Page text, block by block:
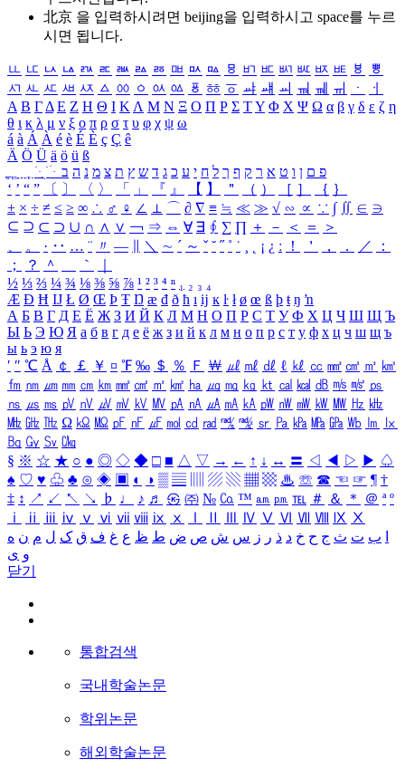
北京 을 입력하시려면 beijing을 입력하시고 space를 누르
시면 됩니다.
ㅥ ㅦ ㅧ ㅨ ㅩ ㅪ ㅫ ㅬ ㅭ ㅮ ㅯ ㅰ ㅱ ㅲ ㅳ ㅴ ㅵ ㅶ ㅷ ㅸ
ㅹ
ㅺ ㅻ ㅼ ㅽ ㅾ ㅿ ㆀ ㆁ ㆂ ㆃ ㆄ ㆅ ㆆ ㆇ ㆈ ㆉ ㆊ ㆋ ㆌ ㆍ
ㆎ
Α Β ΓΔ Ε Ζ Η Θ Ι ΚΛ Μ Ν Ξ Ο Π Ρ Σ ΤΥ Φ Χ Ψ Ω α β γ δ ε ζ η
θ ι κ λ μ ν ξ ο π ρ σ τ υ φ χ ψ ω
á à Á À é è É È ç Ç ê
Ä Ö Ü ä ö ü ß
ִֶֹ ֻּ ׁׂ פ ם ן ו ט א ר ק ף ך ל ח י ע כ ג ד ש ץ ת צ מ נ ה ב
‘ ’ “ ” 〔 〕 〈 〉 「 」 『 』 【 】 ＂ （ ） ［ ］ ｛ ｝
± × ÷ ≠ ≤ ≥ ∞ ∴ ♂ ♀ ∠ ⊥ ⌒ ∂ ∇ ≡ ≒ ≪ ≫ √ ∽ ∝ ∵ ∫ ∬ ∈ ∋
⊆ ⊇ ⊂ ⊃ ∪ ∩ ∧ ∨ ￢ ⇒ ⇔ ∀ ∃ ∮ ∑ ∏ ＋ － ＜ ＝
＞
、
。 · ‥ … ¨ 〃 ― ＼ ∼ ´ ～ ˇ ˘ ˝ ˚ ˙ ¸ ¡ ¿ ː ！ ＇ ， ． ／
：
；
？ ＾ ｀
½ ⅓ ⅔ ¼ ¾ ⅛ ⅜ ⅝ ⅞ ¹ ² ³ ⁴ ⁿ ₁ ₂ ₃ ₄
Æ Ð Ħ Ĳ Ł Ø Œ Þ Ŧ Ŋ æ đ ð ħ ı ĳ ĸ ŀ ł ø œ ß þ ŧ ŋ ŉ
А Б В Г Д Е Ё Ж З И Й К Л М Н О П Р С Т У Ф Х Ц Ч Ш Щ Ъ
Ы Ь Э Ю Я а б в г д е ё ж з и й к л м н о п р с т у ф х ц ч ш щ ъ
ы ь э ю я
′ ″ ℃ Å ￠ ￡ ￥ ¤ ℉ ‰ ＄ ％ Ｆ ￦ ㎕ ㎖ ㎗ ℓ ㎘ ㏄ ㎣ ㎤ ㎥ ㎦
㎙ ㎚ ㎛ ㎜ ㎝ ㎞ ㎟ ㎠ ㎡ ㎢ ㏊ ㎍ ㎎ ㎏ ㏏ ㎈ ㎉ ㏈ ㎧ ㎨ ㎰
㎱ ㎲ ㎳ ㎴ ㎵ ㎶ ㎷ ㎸ ㎹ ㎀ ㎁ ㎂ ㎃ ㎄ ㎺ ㎻ ㎽ ㎾ ㎿ ㎐ ㎑
㎒ ㎓ ㎔ Ω ㏀ ㏁ ㎊ ㎋ ㎌ ㏖ ㏅ ㎭ ㎮ ㎯ ㏛ ㎩ ㎪ ㎫ ㎬ ㏝ ㏐
㏓
㏃ ㏉ ㏜ ㏆
§ ※ ☆ ★ ○ ● ◎ ◇ ◆ □ ■ △ ▽ → ← ↑ ↓ ↔ 〓 ◁ ◀ ▷ ▶ ♤
♠ ♡ ♥ ♧ ♣ ⊙ ◈ ▣ ◐ ◑ ▒ ▤ ▨ ▧ ▦ ▩ ♨ ☏ ☎ ☜ ☞ ¶ †
‡ ↕ ↗ ↙ ↖ ↘ ♭ ♩ ♪ ♬ ㉿ ㈜ № ㏇ ™ ㏂ ㏘ ℡ ＃ ＆ ＊ ＠ ª º
ⅰ
ⅱ ⅲ ⅳ ⅴ ⅵ ⅶ ⅷ ⅸ ⅹ Ⅳ Ⅴ Ⅵ Ⅶ Ⅷ Ⅸ Ⅹ
ب ت ث ج ح خ د ذ ر ز س ش ص ض ط ظ ع غ ف ق ک ل م ن ه
و ی
닫기
통합검색
국내학술논문
학위논문
해외학술논문